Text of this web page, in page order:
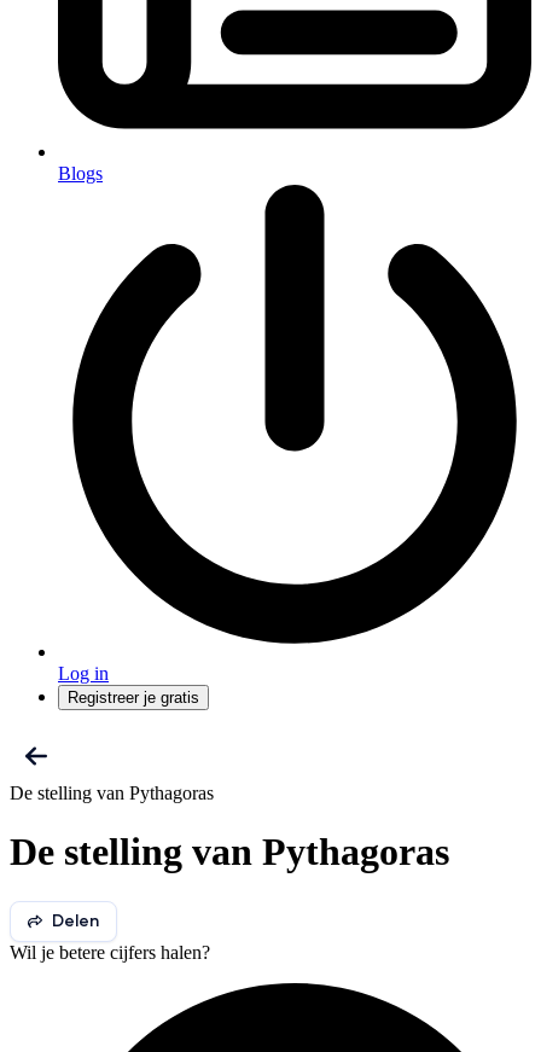
Blogs
Log in
Registreer je gratis
De stelling van Pythagoras
De stelling van Pythagoras
Delen
Wil je betere cijfers halen?